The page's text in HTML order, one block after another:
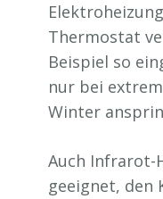
Thermostat
Beispiel so
nur bei
Winter
Auch Infrarot-
geeignet, den